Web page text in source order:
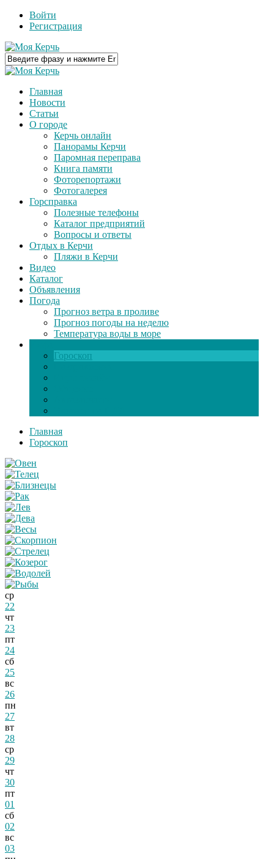
Войти
Регистрация
Главная
Новости
Статьи
О городе
Керчь онлайн
Панорамы Керчи
Паромная переправа
Книга памяти
Фоторепортажи
Фотогалерея
Горсправка
Полезные телефоны
Каталог предприятий
Вопросы и ответы
Отдых в Керчи
Пляжи в Керчи
Видео
Каталог
Объявления
Погода
Прогноз ветра в проливе
Прогноз погоды на неделю
Температура воды в море
Гороскоп
Главная
Гороскоп
ср
22
чт
23
пт
24
сб
25
вс
26
пн
27
вт
28
ср
29
чт
30
пт
01
сб
02
вс
03